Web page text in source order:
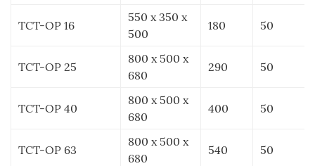
ТСТ-ОР 16
550 x 350 x
500
180 50
ТСТ-ОР 25
800 x 500 x
680
290 50
ТСТ-ОР 40
800 x 500 x
680
400 50
ТСТ-ОР 63
800 x 500 x
680
540 50